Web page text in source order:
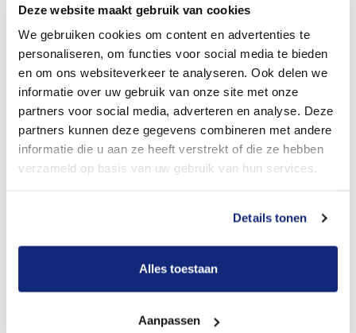
Deze website maakt gebruik van cookies
We gebruiken cookies om content en advertenties te
personaliseren, om functies voor social media te bieden
en om ons websiteverkeer te analyseren. Ook delen we
informatie over uw gebruik van onze site met onze
partners voor social media, adverteren en analyse. Deze
partners kunnen deze gegevens combineren met andere
informatie die u aan ze heeft verstrekt of die ze hebben
verzameld op basis van uw gebruik van hun services.
Details tonen
Alles toestaan
Aanpassen
Geen druk of extra kosten
Elke uitvaartpolis welkom
Betere uitvaart & geld toe
Hartverwarmende ideeën
Uw tijd & tempo
Meride, voor een veilig gevoel
9,2
746 beoordelingen
98% beveelt Meride uitvaart aan